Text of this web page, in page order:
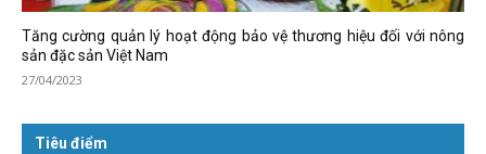
Tăng cường quản lý hoạt động bảo vệ thương hiệu đối với nông
sản đặc sản Việt Nam
27/04/2023
Tiêu điểm